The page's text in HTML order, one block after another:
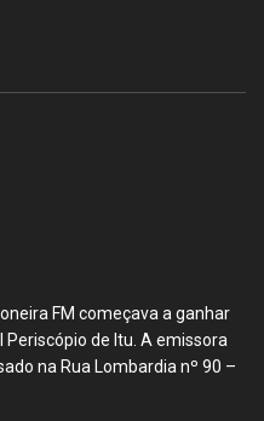
FM começava a ganhar
de Itu. A emissora
na Rua Lombardia nº 90 –